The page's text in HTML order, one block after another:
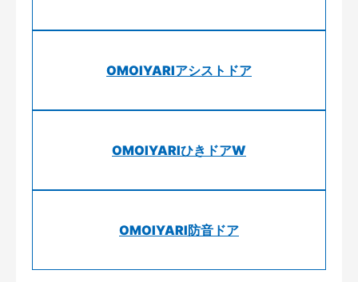
OMOIYARIアシストドア
OMOIYARIひきドアW
OMOIYARI防音ドア